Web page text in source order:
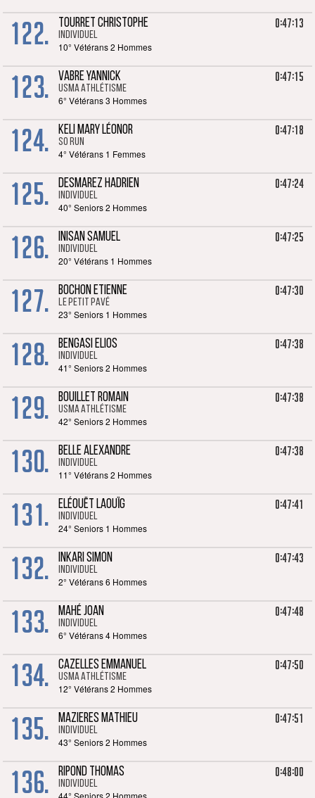
122. TOURRET CHRISTOPHE
Individuel
10° Vétérans 2 Hommes
0:47:13
123. VABRE YANNICK
USMA Athlétisme
6° Vétérans 3 Hommes
0:47:15
124. KELI MARY LÉONOR
SO RUN
4° Vétérans 1 Femmes
0:47:18
125. DESMAREZ HADRIEN
Individuel
40° Seniors 2 Hommes
0:47:24
126. INISAN SAMUEL
Individuel
20° Vétérans 1 Hommes
0:47:25
127. BOCHON ETIENNE
Le Petit Pavé
23° Seniors 1 Hommes
0:47:30
128. BENGASI ELIOS
Individuel
41° Seniors 2 Hommes
0:47:38
129. BOUILLET ROMAIN
USMA Athlétisme
42° Seniors 2 Hommes
0:47:38
130. BELLE ALEXANDRE
Individuel
11° Vétérans 2 Hommes
0:47:38
131. ELÉOUËT LAOUÏG
Individuel
24° Seniors 1 Hommes
0:47:41
132. INKARI SIMON
Individuel
2° Vétérans 6 Hommes
0:47:43
133. MAHÉ JOAN
Individuel
6° Vétérans 4 Hommes
0:47:48
134. CAZELLES EMMANUEL
USMA Athlétisme
12° Vétérans 2 Hommes
0:47:50
135. MAZIERES MATHIEU
Individuel
43° Seniors 2 Hommes
0:47:51
136. RIPOND THOMAS
Individuel
44° Seniors 2 Hommes
0:48:00